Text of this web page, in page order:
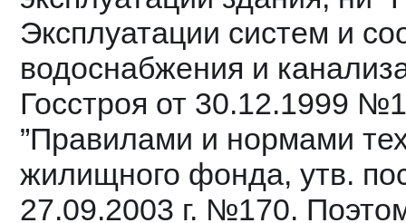
Эксплуатации систем и
водоснабжения и
Госстроя от 30.12.1999
”Правилами и нормами
жилищного фонда, утв.
27.09.2003 г. №170.